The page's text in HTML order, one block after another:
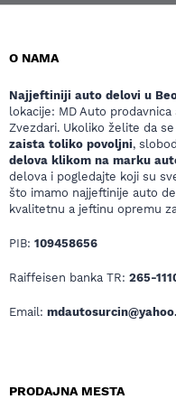
O NAMA
Najjeftiniji auto delovi u
lokacije: MD Auto
Zvezdari. Ukoliko želite da
zaista toliko povoljni,
delova klikom na marku
delova i pogledajte koji su
što imamo najjeftinije auto
kvalitetnu a jeftinu opremu
PIB: 109458656
Raiffeisen banka TR: 265-
Email:
PRODAJNA MESTA